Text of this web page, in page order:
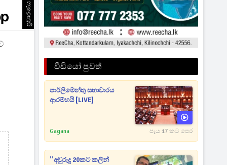
ප්‍රචාරණය
වීඩියෝ පුවත්
පාර්ලිමේන්තු සභාවාරය
ආරම්භයි [LIVE]
Gagana පැය 17 කට පෙර
''අවුරුදු 20කට කලින්